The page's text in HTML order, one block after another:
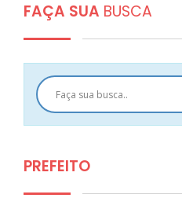
FAÇA SUA BUSCA
PREFEITO